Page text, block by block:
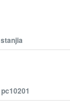
stanjia
pc10201